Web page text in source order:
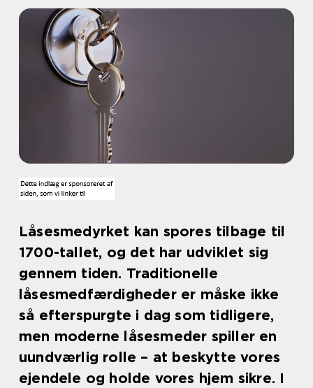
Låsesmedyrket kan spores tilbage til
1700-tallet, og det har udviklet sig
gennem tiden. Traditionelle
låsesmedfærdigheder er måske ikke
så efterspurgte i dag som tidligere,
men moderne låsesmeder spiller en
uundværlig rolle – at beskytte vores
ejendele og holde vores hjem sikre. I